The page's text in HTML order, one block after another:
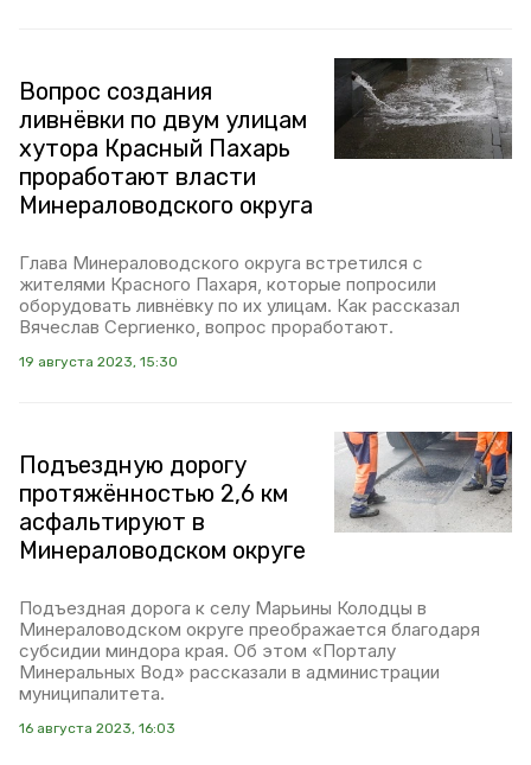
Вопрос создания
ливнёвки по двум улицам
хутора Красный Пахарь
проработают власти
Минераловодского округа
Глава Минераловодского округа встретился с
жителями Красного Пахаря, которые попросили
оборудовать ливнёвку по их улицам. Как рассказал
Вячеслав Сергиенко, вопрос проработают.
19 августа 2023, 15:30
Подъездную дорогу
протяжённостью 2,6 км
асфальтируют в
Минераловодском округе
Подъездная дорога к селу Марьины Колодцы в
Минераловодском округе преображается благодаря
субсидии миндора края. Об этом «Порталу
Минеральных Вод» рассказали в администрации
муниципалитета.
16 августа 2023, 16:03